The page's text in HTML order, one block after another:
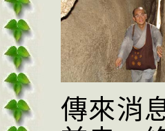
傳來消